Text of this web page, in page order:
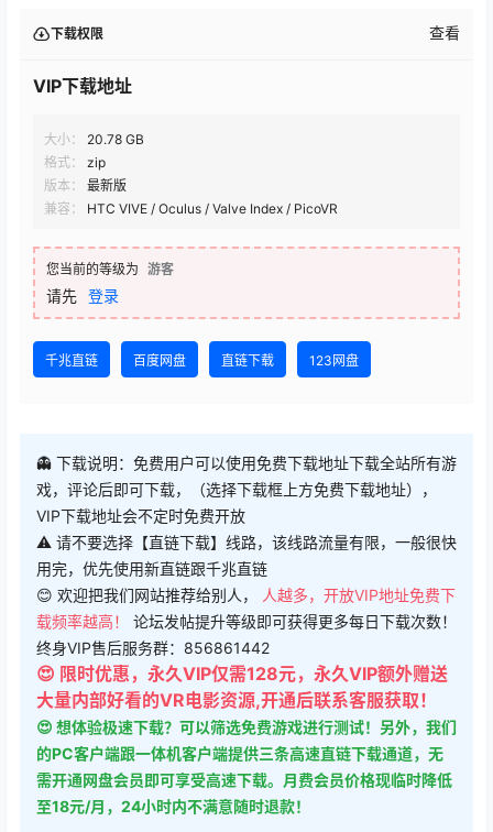
下载权限 查看
VIP下载地址
大小：
20.78 GB
格式：
zip
版本：
最新版
兼容：
HTC VIVE / Oculus / Valve Index / PicoVR
您当前的等级为 游客
请先 登录
千兆直链 百度网盘 直链下载 123网盘
👻 下载说明：免费用户可以使用免费下载地址下载全站所有游
戏，评论后即可下载，（选择下载框上方免费下载地址），
VIP下载地址会不定时免费开放
⚠ 请不要选择【直链下载】线路，该线路流量有限，一般很快
用完，优先使用新直链跟千兆直链
😊 欢迎把我们网站推荐给别人，
人越多，开放VIP地址免费下
载频率越高！ 论坛发帖提升等级即可获得更多每日下载次数！
终身VIP售后服务群：856861442
😍 限时优惠，永久VIP仅需128元，永久VIP额外赠送
大量内部好看的VR电影资源,开通后联系客服获取！
😍 想体验极速下载？可以筛选免费游戏进行测试！另外，我们
的PC客户端跟一体机客户端提供三条高速直链下载通道，无
需开通网盘会员即可享受高速下载。月费会员价格现临时降低
至18元/月，24小时内不满意随时退款！